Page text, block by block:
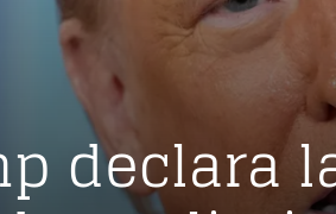
declara